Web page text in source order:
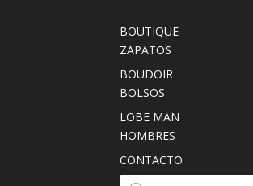
BOUTIQUE
ZAPATOS
BOUDOIR
BOLSOS
LOBE MAN
HOMBRES
CONTACTO
Búsqueda